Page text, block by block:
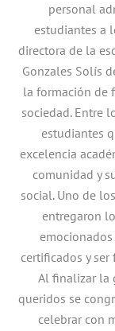
personal
estudiantes a
directora de la
Gonzales Solís
la formación de
sociedad. Entre
estudiantes
excelencia
comunidad y
social. Uno de
entregaron
certificados y
Al finalizar la
queridos se
celebrar con